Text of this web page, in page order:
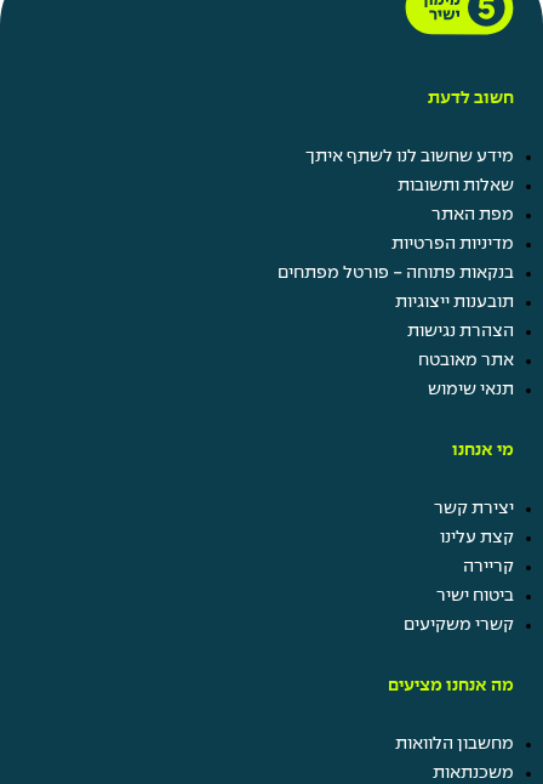
חשוב לדעת
מידע שחשוב לנו לשתף איתך
שאלות ותשובות
מפת האתר
מדיניות הפרטיות
בנקאות פתוחה - פורטל מפתחים
תובענות ייצוגיות
הצהרת נגישות
אתר מאובטח
תנאי שימוש
מי אנחנו
יצירת קשר
קצת עלינו
קריירה
ביטוח ישיר
קשרי משקיעים
מה אנחנו מציעים
מחשבון הלוואות
משכנתאות